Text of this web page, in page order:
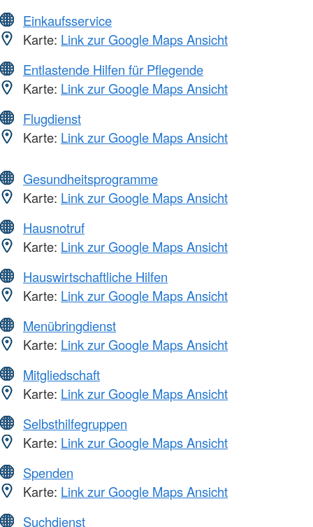
Einkaufsservice
Karte: Link zur Google Maps Ansicht
Entlastende Hilfen für Pflegende
Karte: Link zur Google Maps Ansicht
Flugdienst
Karte: Link zur Google Maps Ansicht
Gesundheitsprogramme
Karte: Link zur Google Maps Ansicht
Hausnotruf
Karte: Link zur Google Maps Ansicht
Hauswirtschaftliche Hilfen
Karte: Link zur Google Maps Ansicht
Menübringdienst
Karte: Link zur Google Maps Ansicht
Mitgliedschaft
Karte: Link zur Google Maps Ansicht
Selbsthilfegruppen
Karte: Link zur Google Maps Ansicht
Spenden
Karte: Link zur Google Maps Ansicht
Suchdienst